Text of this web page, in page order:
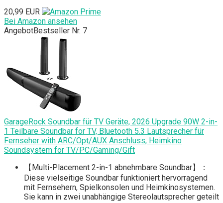
20,99 EUR
Bei Amazon ansehen
AngebotBestseller Nr. 7
GarageRock Soundbar für TV Geräte, 2026 Upgrade 90W 2-in-
1 Teilbare Soundbar for TV, Bluetooth 5.3 Lautsprecher für
Fernseher with ARC/Opt/AUX Anschluss, Heimkino
Soundsystem for TV/PC/Gaming/Gift
【Multi-Placement 2-in-1 abnehmbare Soundbar】：
Diese vielseitige Soundbar funktioniert hervorragend
mit Fernsehern, Spielkonsolen und Heimkinosystemen.
Sie kann in zwei unabhängige Stereolautsprecher geteilt